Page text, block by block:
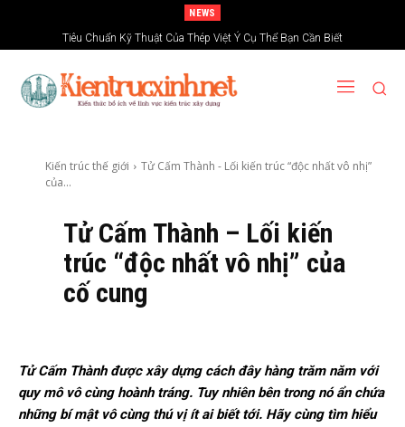
NEWS
Tiêu Chuẩn Kỹ Thuật Của Thép Việt Ý Cụ Thể Bạn Cần Biết
Các Loại Thép Hòa Phát Phổ Biến Trên Thị Trường Việt Nam
Kiến trúc thế giới
Tử Cấm Thành - Lối kiến trúc “độc nhất vô nhị”
của...
Tử Cấm Thành – Lối kiến
trúc “độc nhất vô nhị” của
cố cung
Tử Cấm Thành được xây dựng cách đây hàng trăm năm với
quy mô vô cùng hoành tráng. Tuy nhiên bên trong nó ẩn chứa
những bí mật vô cùng thú vị ít ai biết tới. Hãy cùng tìm hiểu